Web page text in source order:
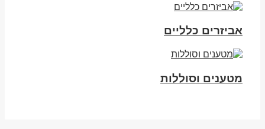
אביזרים כלליים
מטענים וסוללות